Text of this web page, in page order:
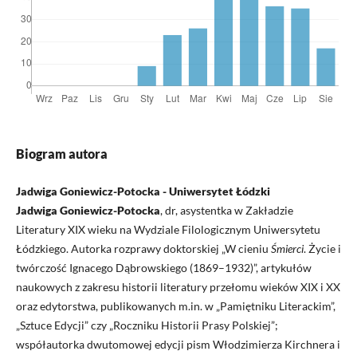
Biogram autora
Jadwiga Goniewicz-Potocka - Uniwersytet Łódzki
Jadwiga Goniewicz-Potocka, dr, asystentka w Zakładzie
Literatury XIX wieku na Wydziale Filologicznym Uniwersytetu
Łódzkiego. Autorka rozprawy doktorskiej „W cieniu Śmierci. Życie i
twórczość Ignacego Dąbrowskiego (1869–1932)”, artykułów
naukowych z zakresu historii literatury przełomu wieków XIX i XX
oraz edytorstwa, publikowanych m.in. w „Pamiętniku Literackim”,
„Sztuce Edycji” czy „Roczniku Historii Prasy Polskiej”;
współautorka dwutomowej edycji pism Włodzimierza Kirchnera i